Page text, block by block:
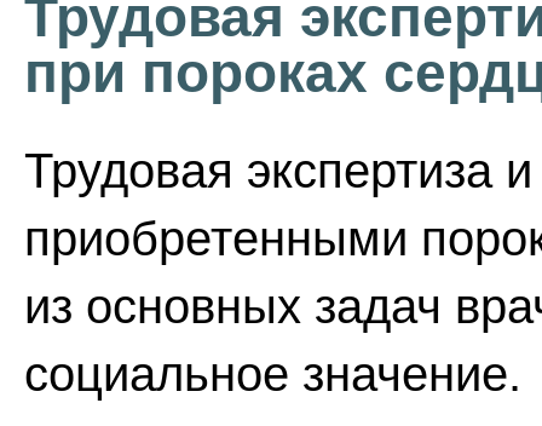
Трудовая
при пороках
Трудовая экспертиза
приобретенными
из основных задач
социальное значение.